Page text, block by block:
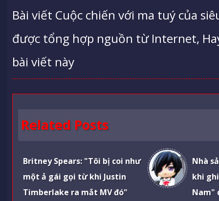
Bài viết Cuộc chiến với ma tuý của
được tổng hợp nguồn từ Internet,
bài viết này
Related Posts
Britney Spears: "Tôi bị coi như
một ả gái gọi từ khi Justin
Timberlake ra mắt MV đó"
Nhà
khi
Nam"